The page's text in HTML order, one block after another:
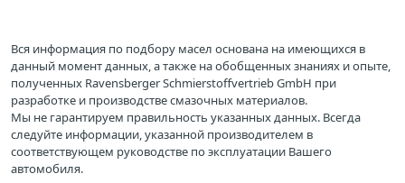
Вся информация по подбору масел основана на имеющихся в
данный момент данных, а также на обобщенных знаниях и опыте,
полученных Ravensberger Schmierstoffvertrieb GmbH при
разработке и производстве смазочных материалов.
Мы не гарантируем правильность указанных данных. Всегда
следуйте информации, указанной производителем в
соответствующем руководстве по эксплуатации Вашего
автомобиля.